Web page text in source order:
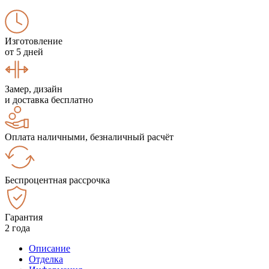
Изготовление
от 5 дней
Замер, дизайн
и доставка бесплатно
Оплата наличными, безналичный расчёт
Беспроцентная рассрочка
Гарантия
2 года
Описание
Отделка